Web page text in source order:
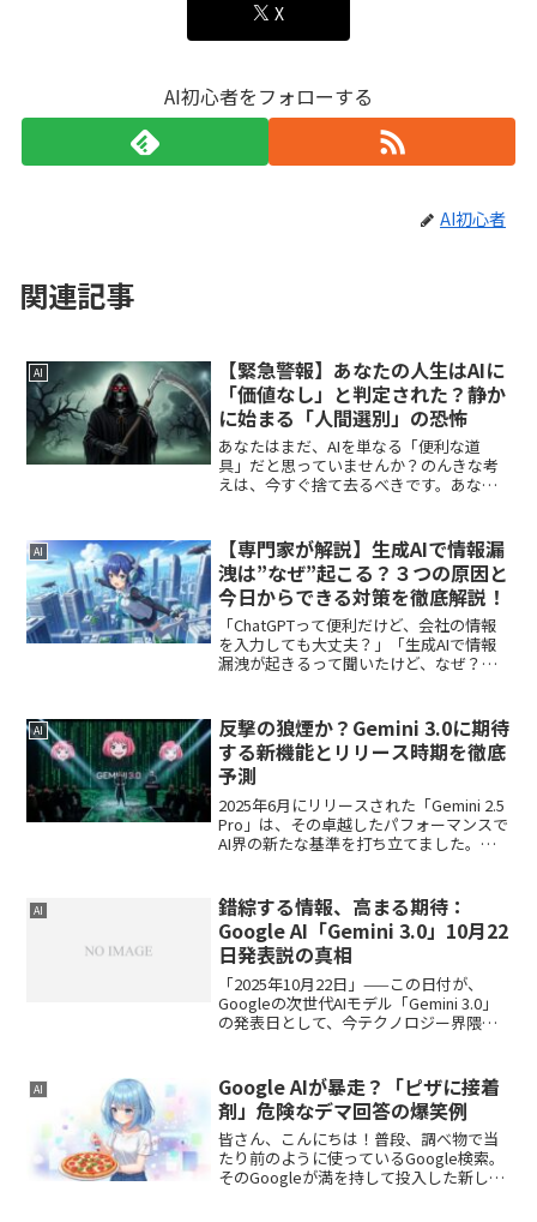
X
AI初心者をフォローする
AI初心者
関連記事
AI
【緊急警報】あなたの人生はAIに
「価値なし」と判定された？静か
に始まる「人間選別」の恐怖
あなたはまだ、AIを単なる「便利な道
具」だと思っていませんか？のんきな考
えは、今すぐ捨て去るべきです。あなた
価値を計算し、社会の階層へと自動的に
振り分けています。これは...
AI
【専門家が解説】生成AIで情報漏
洩は”なぜ”起こる？３つの原因と
今日からできる対策を徹底解説！
「ChatGPTって便利だけど、会社の情報
を入力しても大丈夫？」「生成AIで情報
漏洩が起きるって聞いたけど、なぜ？」
からできる簡単な対策を、自身の体験も
交えて分かりや...
AI
反撃の狼煙か？Gemini 3.0に期待
する新機能とリリース時期を徹底
予測
2025年6月にリリースされた「Gemini 2.5
Pro」は、その卓越したパフォーマンスで
AI界の新たな基準を打ち立てました。前
答、そして強化されたマ...
AI
錯綜する情報、高まる期待：
Google AI「Gemini 3.0」10月22
日発表説の真相
「2025年10月22日」——この日付が、
Googleの次世代AIモデル「Gemini 3.0」
の発表日として、今テクノロジー界隈を
様々な見解が示されており、状況はまさ
に...
AI
Google AIが暴走？「ピザに接着
剤」危険なデマ回答の爆笑例
皆さん、こんにちは！普段、調べ物で当
たり前のように使っているGoogle検索。
そのGoogleが満を持して投入した新しい